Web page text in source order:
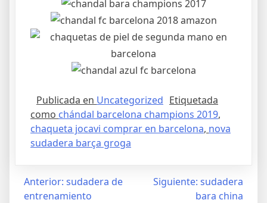
Publicada en Uncategorized Etiquetada
como chándal barcelona champions 2019,
chaqueta jocavi comprar en barcelona, nova
sudadera barça groga
Navegación
Anterior: sudadera de
entrenamiento
Siguiente: sudadera
bara china